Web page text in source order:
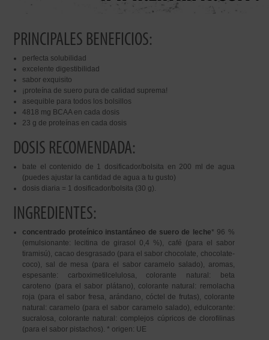
PRINCIPALES BENEFICIOS:
perfecta solubilidad
excelente digestibilidad
sabor exquisito
¡proteína de suero pura de calidad suprema!
asequible para todos los bolsillos
4818 mg BCAA en cada dosis
23 g de proteínas en cada dosis
DOSIS RECOMENDADA:
bate el contenido de 1 dosificador/bolsita en 200 ml de agua
(puedes ajustar la cantidad de agua a tu gusto)
dosis diaria = 1 dosificador/bolsita (30 g).
INGREDIENTES:
concentrado proteínico instantáneo de suero de leche* 96 %
(emulsionante: lecitina de girasol 0,4 %), café (para el sabor
tiramisú), cacao desgrasado (para el sabor chocolate, chocolate-
coco), sal de mesa (para el sabor caramelo salado), aromas,
espesante: carboximetilcelulosa, colorante natural: beta
caroteno (para el sabor plátano), colorante natural: remolacha
roja (para el sabor fresa, arándano, cóctel de frutas), colorante
natural: caramelo (para el sabor caramelo salado), edulcorante:
sucralosa, colorante natural: complejos cúpricos de clorofilinas
(para el sabor pistachos). * origen: UE